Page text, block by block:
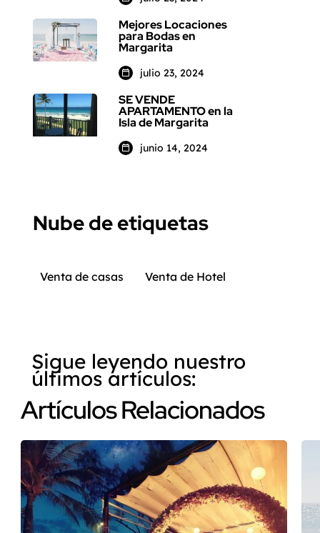
Mejores Locaciones
para Bodas en
Margarita
julio 23, 2024
SE VENDE
APARTAMENTO en la
Isla de Margarita
junio 14, 2024
Nube de etiquetas
Venta de casas Venta de Hotel
Sigue leyendo nuestro
últimos artículos:
Artículos Relacionados